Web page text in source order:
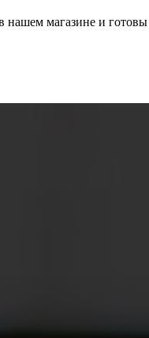
нашем магазине и